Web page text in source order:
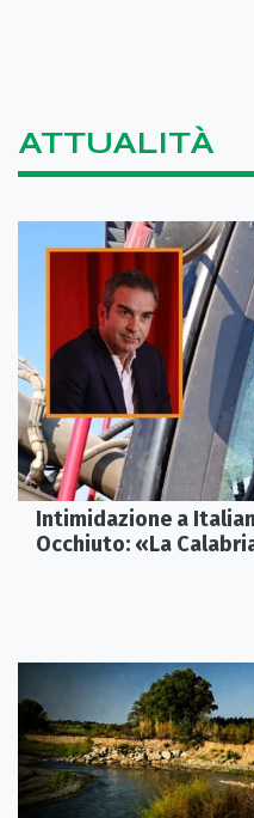
ATTUALITÀ
Intimidazione a
Occhiuto: «La